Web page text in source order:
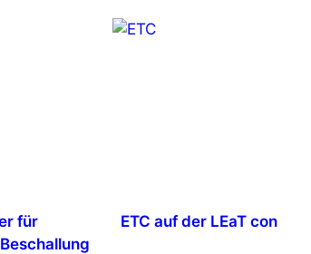
für
ETC auf der LEaT con